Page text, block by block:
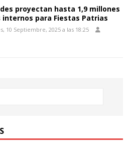
proyectan hasta 1,9 millones
internos para Fiestas Patrias
10 Septiembre, 2025 a las 18:25